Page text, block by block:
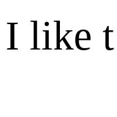
I like t